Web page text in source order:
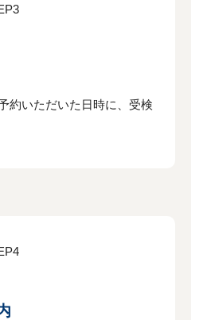
約いただいた日時に、受検